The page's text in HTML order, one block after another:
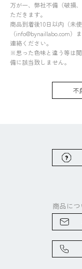
万が一、弊社不備（破損
ただきます。
商品到着後10日以内（未
（info@bynaillabo.com）
連絡ください。
※思った色味と違う等は
備に該当致しません。
不
商品につ